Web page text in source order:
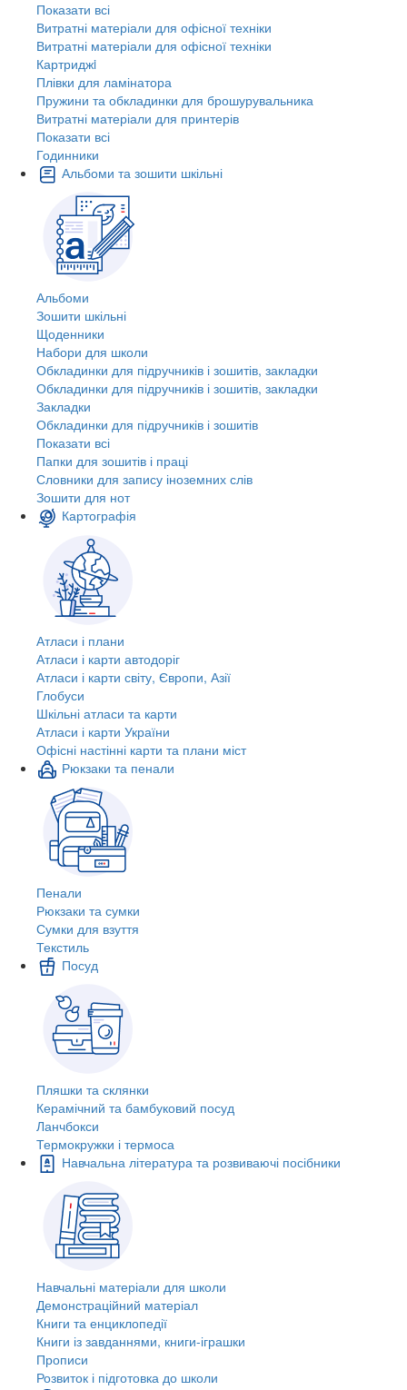
Показати всі
Витратні матеріали для офісної техніки
Витратні матеріали для офісної техніки
Картриджi
Плівки для ламінатора
Пружини та обкладинки для брошурувальника
Витратні матеріали для принтерів
Показати всі
Годинники
Альбоми та зошити шкільні
Альбоми
Зошити шкільні
Щоденники
Набори для школи
Обкладинки для підручників і зошитів, закладки
Обкладинки для підручників і зошитів, закладки
Закладки
Обкладинки для підручників і зошитів
Показати всі
Папки для зошитів і праці
Словники для запису іноземних слів
Зошити для нот
Картографія
Атласи і плани
Атласи і карти автодоріг
Атласи і карти світу, Європи, Азії
Глобуси
Шкільні атласи та карти
Атласи і карти України
Офісні настінні карти та плани міст
Рюкзаки та пенали
Пенали
Рюкзаки та сумки
Сумки для взуття
Текстиль
Посуд
Пляшки та склянки
Керамічний та бамбуковий посуд
Ланчбокси
Термокружки і термоса
Навчальна література та розвиваючі посібники
Навчальні матеріали для школи
Демонстраційний матеріал
Книги та енциклопедії
Книги із завданнями, книги-іграшки
Прописи
Розвиток і підготовка до школи